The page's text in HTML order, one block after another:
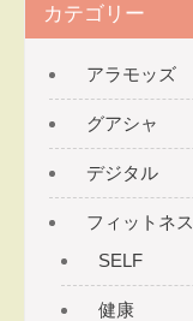
ビ
ゲ
ー
シ
ョ
ン
カテゴリー
アラモッズ
グアシャ
デジタル
フィットネス
SELF
健康